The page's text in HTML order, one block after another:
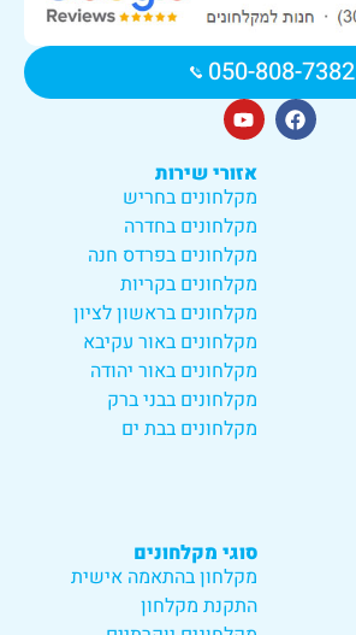
סוגי מקלחונים
מקלחון בהתאמה אישית
התקנת מקלחון
אזורי שירות
מקלחונים בחריש
מקלחונים בחדרה
מקלחונים בפרדס חנה
מקלחונים בקריות
מקלחונים בראשון לציון
מקלחונים באור עקיבא
מקלחונים באור יהודה
מקלחונים בבני ברק
מקלחונים בבת ים
050-808-7382